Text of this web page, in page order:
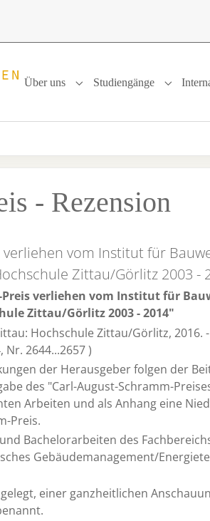
Über uns
Submenu for "Über uns"
Studiengänge
- Rezension
vom Institut für
Zittau/Görlitz 2003 -
verliehen vom Institut für
Zittau/Görlitz 2003 - 2014"
Hochschule Zittau/Görlitz, 2016. -
2644...2657 )
der Herausgeber folgen der
des "Carl-August-Schramm-
Arbeiten und als Anhang eine
Preis.
Bachelorarbeiten des
Gebäudemanagement/
einer ganzheitlichen